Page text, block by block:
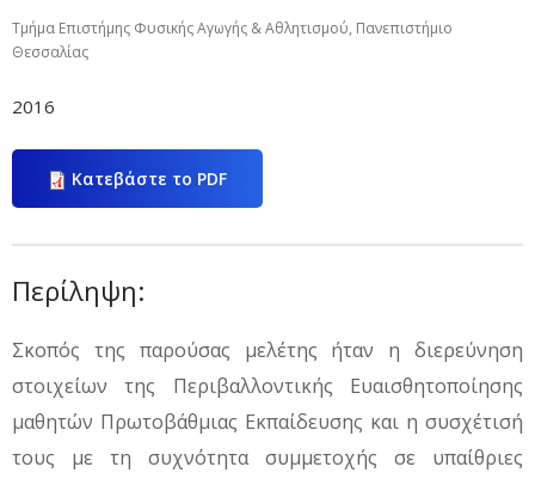
Τμήμα Επιστήμης Φυσικής Αγωγής & Αθλητισμού, Πανεπιστήμιο
Θεσσαλίας
2016
Κατεβάστε το PDF
Περίληψη:
Σκοπός της παρούσας μελέτης ήταν η διερεύνηση
στοιχείων της Περιβαλλοντικής Ευαισθητοποίησης
μαθητών Πρωτοβάθμιας Εκπαίδευσης και η συσχέτισή
τους με τη συχνότητα συμμετοχής σε υπαίθριες